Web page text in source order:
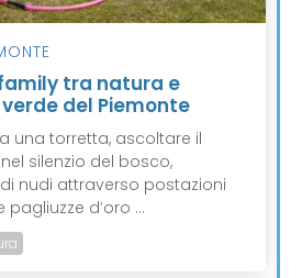
tra natura e
del Piemonte
una torretta, ascoltare il
silenzio del bosco,
nudi attraverso postazioni
d’oro ...